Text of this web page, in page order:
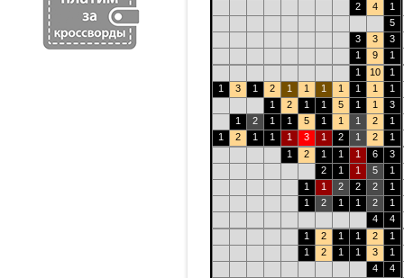
2
4
1
5
3
3
3
1
9
1
1
10
1
1
3 1 2 1 1 1 1 1 1
1
1
2 1 1 5 1 1
3
1
2 1 1 5 1 1 1 2
1
1
2 1 1 1 3 1 2 1 2
1
1
2 1 1 1 6
3
2
1 1 5
1
1
1 2 2 2
1
1
2 1 1 2
1
4
4
1
2 1 1 2
1
1
2 1 1 3
1
4
4